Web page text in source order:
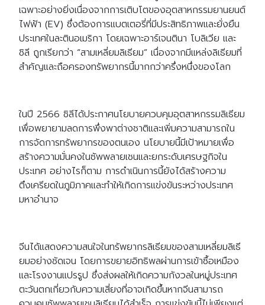
เฉพาะอย่างยิ่งเนื่องจากการเติบโตของอุตสาหกรรมยานยนต์
ไฟฟ้า (EV) ซึ่งต้องการแบตเตอรี่ที่มีประสิทธิภาพและยั่งยืน
ประเทศในละตินอเมริกา โดยเฉพาะอาร์เจนตินา โบลิเวีย และ
ชิลี ถูกเรียกว่า “สามเหลี่ยมลิเธียม” เนื่องจากมีแหล่งลิเธียมที่
สำคัญและถือครองทรัพยากรนี้มากกว่าครึ่งหนึ่งของโลก
ในปี 2566 ชิลีได้ประกาศนโยบายควบคุมอุตสาหกรรมลิเธียม
เพื่อพยายามลดการพึ่งพาต่างชาติและเพิ่มความสามารถใน
การจัดการทรัพยากรของตนเอง นโยบายนี้มีเป้าหมายเพื่อ
สร้างความมั่นคงในซัพพลายเชนและยกระดับเศรษฐกิจใน
ประเทศ อย่างไรก็ตาม การดำเนินการนี้ยังได้สร้างความ
ตึงเครียดในภูมิภาคและทำให้เกิดการแข่งขันระหว่างประเทศ
มหาอำนาจ
จีนได้แสดงความสนใจในทรัพยากรลิเธียมของสามเหลี่ยมลิเธี
ยมอย่างชัดเจน โดยการขยายอิทธิพลผ่านการเข้าซื้อเหมือง
และโรงงานแปรรูป ซึ่งส่งผลให้เกิดความกังวลในหมู่ประเทศ
ตะวันตกเกี่ยวกับความเสี่ยงที่อาจเกิดขึ้นหากจีนสามารถ